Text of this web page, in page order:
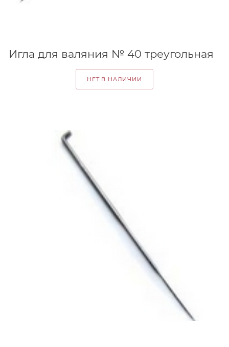
Игла для валяния № 40 треугольная
НЕТ В НАЛИЧИИ